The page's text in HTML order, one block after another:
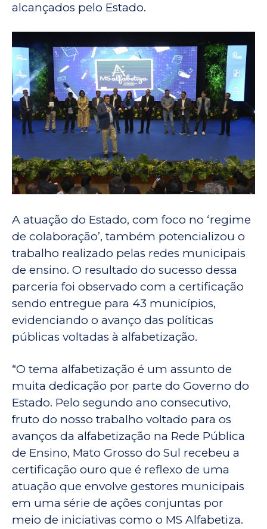
alcançados pelo Estado.
A atuação do Estado, com foco no ‘regime
de colaboração’, também potencializou o
trabalho realizado pelas redes municipais
de ensino. O resultado do sucesso dessa
parceria foi observado com a certificação
sendo entregue para 43 municípios,
evidenciando o avanço das políticas
públicas voltadas à alfabetização.
“O tema alfabetização é um assunto de
muita dedicação por parte do Governo do
Estado. Pelo segundo ano consecutivo,
fruto do nosso trabalho voltado para os
avanços da alfabetização na Rede Pública
de Ensino, Mato Grosso do Sul recebeu a
certificação ouro que é reflexo de uma
atuação que envolve gestores municipais
em uma série de ações conjuntas por
meio de iniciativas como o MS Alfabetiza.